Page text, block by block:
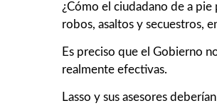
¿Cómo el ciudadano de a
robos, asaltos y secuestros,
Es preciso que el Gobierno
realmente efectivas.
Lasso y sus asesores